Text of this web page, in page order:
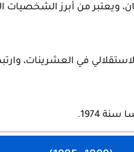
ويعتبر من أبرز الشخصيات
الاستقلالي في العشرينات،
1974.